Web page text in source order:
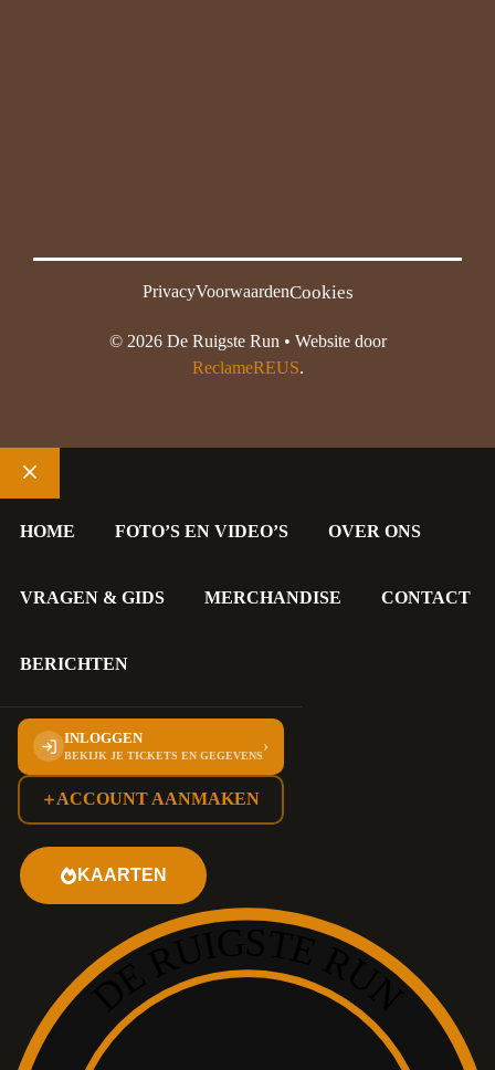
PrivacyVoorwaardenCookies
© 2026 De Ruigste Run • Website door
ReclameREUS.
Sluiten
HOME
FOTO’S EN VIDEO’S OVER ONS
VRAGEN & GIDS MERCHANDISE CONTACT
BERICHTEN
INLOGGEN
BEKIJK JE TICKETS EN GEGEVENS›
ACCOUNT AANMAKEN
KAARTEN
DE RUIGSTE RUN